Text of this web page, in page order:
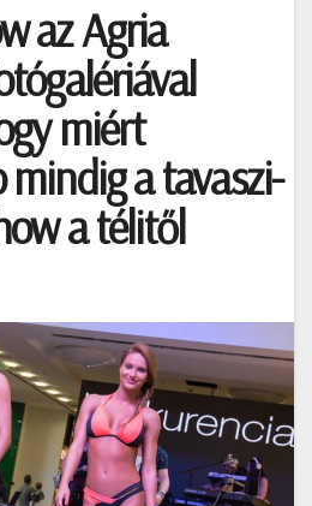
az Agria
miért
mindig a tavaszi-
a télitől